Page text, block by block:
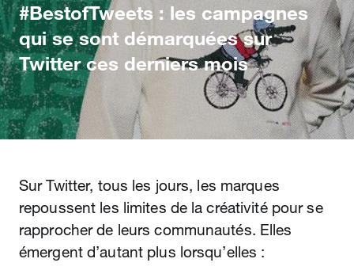
#BestofTweets : les campagnes
qui se sont démarquées sur
Twitter ces derniers mois
Sur Twitter, tous les jours, les marques
repoussent les limites de la créativité pour se
rapprocher de leurs communautés. Elles
émergent d’autant plus lorsqu’elles :